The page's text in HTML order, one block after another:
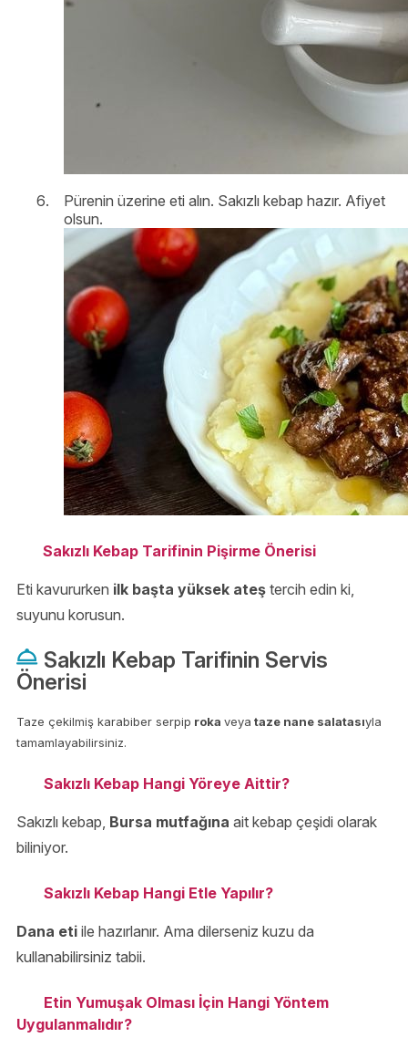
Pürenin üzerine eti alın. Sakızlı kebap hazır. Afiyet
olsun.
Sakızlı Kebap Tarifinin Pişirme Önerisi
Eti kavururken ilk başta yüksek ateş tercih edin ki,
suyunu korusun.
Sakızlı Kebap Tarifinin Servis
Önerisi
Taze çekilmiş karabiber serpip roka veya taze nane salatasıyla
tamamlayabilirsiniz.
Sakızlı Kebap Hangi Yöreye Aittir?
Sakızlı kebap, Bursa mutfağına ait kebap çeşidi olarak
biliniyor.
Sakızlı Kebap Hangi Etle Yapılır?
Dana eti ile hazırlanır. Ama dilerseniz kuzu da
kullanabilirsiniz tabii.
Etin Yumuşak Olması İçin Hangi Yöntem
Uygulanmalıdır?